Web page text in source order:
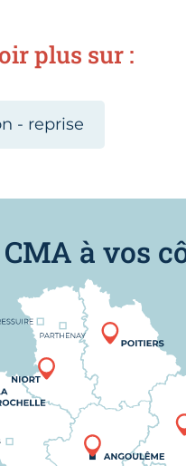
plus sur :
- reprise
à vos